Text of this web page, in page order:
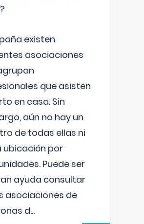
existen
asociaciones
que asisten
en casa. Sin
aún no hay un
de todas ellas ni
ubicación por
Puede ser
ayuda consultar
asociaciones de
d...